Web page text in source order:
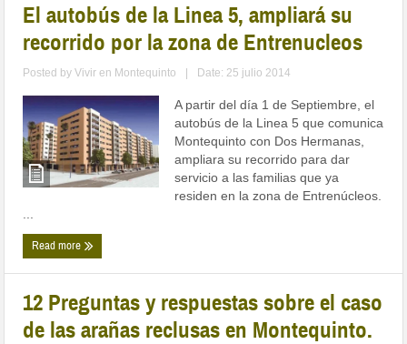
El autobús de la Linea 5, ampliará su
recorrido por la zona de Entrenucleos
Posted byVivir en Montequinto Date: 25 julio 2014
A partir del día 1 de Septiembre, el
autobús de la Linea 5 que comunica
Montequinto con Dos Hermanas,
ampliara su recorrido para dar
servicio a las familias que ya
residen en la zona de Entrenúcleos.
...
Read more
12 Preguntas y respuestas sobre el caso
de las arañas reclusas en Montequinto.